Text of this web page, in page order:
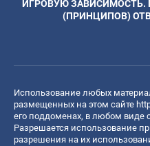
ИГРОВУЮ ЗАВИСИМОСТЬ.
(ПРИНЦИПОВ)
Использование любых
размещенных на этом сайте
его поддоменах, в любом виде
Разрешается использование
разрешения на их